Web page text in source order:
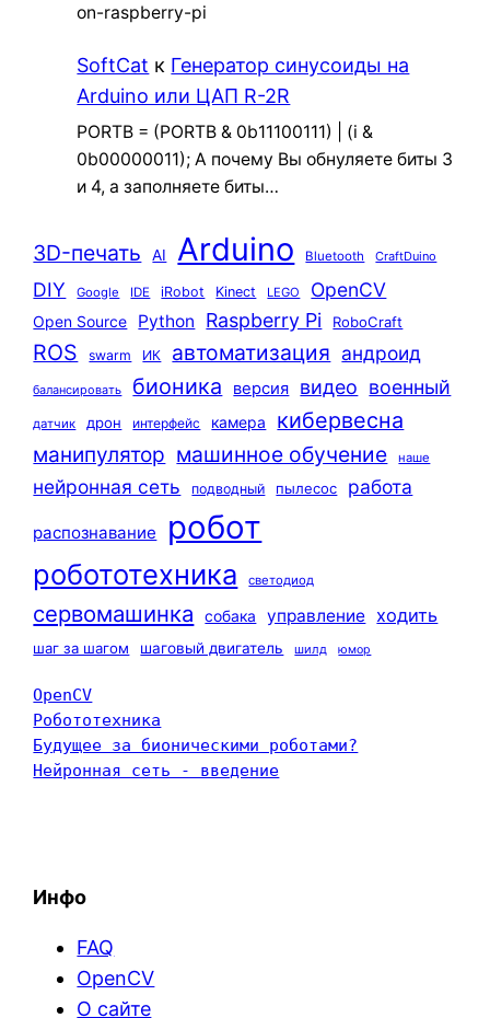
on-raspberry-pi
SoftCat к Генератор синусоиды на
Arduino или ЦАП R-2R
PORTB = (PORTB & 0b11100111) | (i &
0b00000011); А почему Вы обнуляете биты 3
и 4, а заполняете биты…
3D-печать AI Arduino Bluetooth CraftDuino
DIY Google IDE iRobot Kinect LEGO OpenCV
Open Source Python Raspberry Pi RoboCraft
ROS swarm ИК автоматизация андроид
балансировать бионика версия видео военный
датчик дрон интерфейс камера кибервесна
манипулятор машинное обучение наше
нейронная сеть подводный пылесос работа
распознавание робот
робототехника светодиод
сервомашинка собака управление ходить
шаг за шагом шаговый двигатель шилд юмор
OpenCV
Робототехника
Будущее за бионическими роботами?
Нейронная сеть - введение
Инфо
FAQ
OpenCV
О сайте